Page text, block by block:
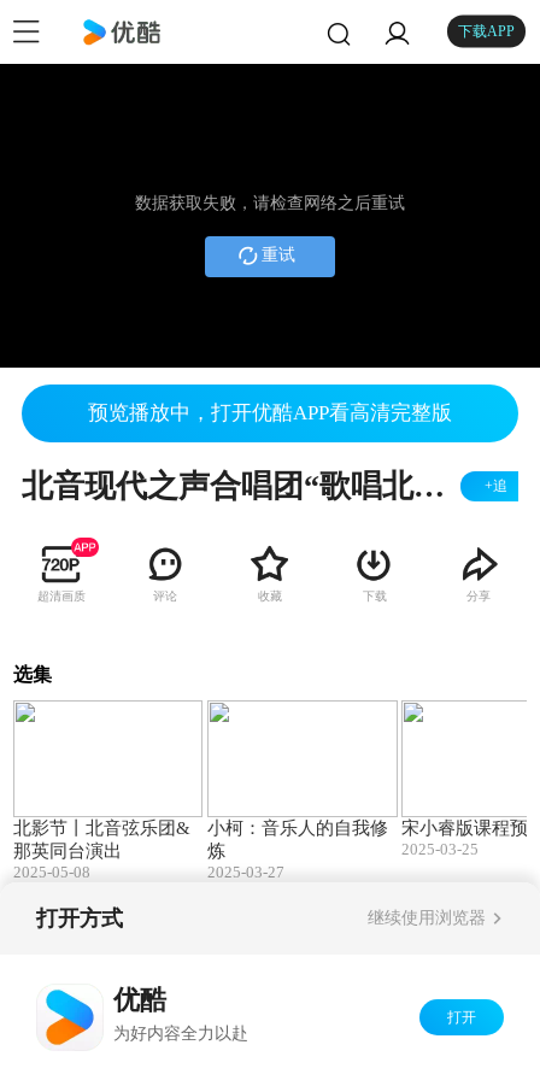
下载APP
数据获取失败，请检查网络之后重试
重试
预览播放中，打开优酷APP看高清完整版
北音现代之声合唱团“歌唱北京”银奖作品《牵手》 +追
超清画质 评论 收藏 下载 分享
选集
北影节丨北音弦乐团&
那英同台演出
2025-05-08
小柯：音乐人的自我修
炼
2025-03-27
宋小睿版课程预
2025-03-25
打开方式 继续使用浏览器
优酷
为好内容全力以赴
打开